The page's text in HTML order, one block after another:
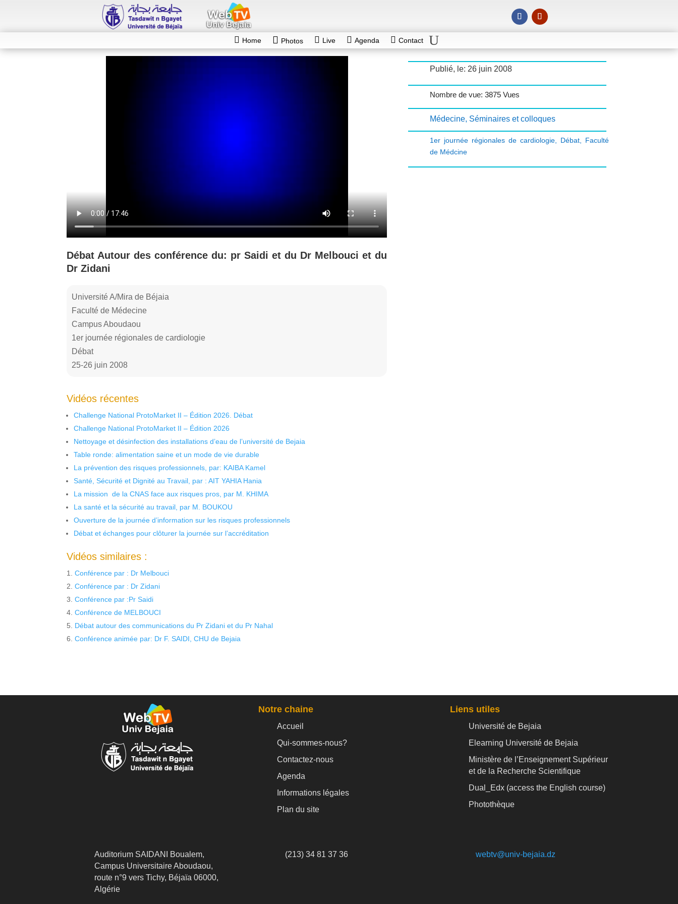
Home Photos Live Agenda Contact
Débat Autour des conférence du: pr Saidi et du Dr Melbouci et du
Dr Zidani
Université A/Mira de Béjaia
Faculté de Médecine
Campus Aboudaou
1er journée régionales de cardiologie
Débat
25-26 juin 2008
Vidéos récentes
Challenge National ProtoMarket II – Édition 2026. Débat
Challenge National ProtoMarket II – Édition 2026
Nettoyage et désinfection des installations d’eau de l’université de Bejaia
Table ronde: alimentation saine et un mode de vie durable
La prévention des risques professionnels, par: KAIBA Kamel
Santé, Sécurité et Dignité au Travail, par : AIT YAHIA Hania
La mission de la CNAS face aux risques pros, par M. KHIMA
La santé et la sécurité au travail, par M. BOUKOU
Ouverture de la journée d’information sur les risques professionnels
Débat et échanges pour clôturer la journée sur l’accréditation
Vidéos similaires :
Conférence par : Dr Melbouci
Conférence par : Dr Zidani
Conférence par :Pr Saidi
Conférence de MELBOUCI
Débat autour des communications du Pr Zidani et du Pr Nahal
Conférence animée par: Dr F. SAIDI, CHU de Bejaia
Publié, le: 26 juin 2008
Nombre de vue: 3875 Vues
Médecine, Séminaires et colloques
1er journée régionales de cardiologie, Débat, Faculté
de Médcine
Notre chaine
Accueil
Qui-sommes-nous?
Contactez-nous
Agenda
Informations légales
Plan du site
Liens utiles
Université de Bejaia
Elearning Université de Bejaia
Ministère de l’Enseignement Supérieur
et de la Recherche Scientifique
Dual_Edx (access the English course)
Photothèque
Auditorium SAIDANI Boualem,
Campus Universitaire Aboudaou,
route n°9 vers Tichy, Béjaïa 06000,
Algérie
(213) 34 81 37 36 webtv@univ-bejaia.dz